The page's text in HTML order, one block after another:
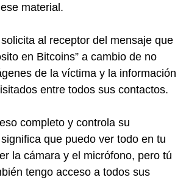
material.
al receptor del mensaje que
en Bitcoins” a cambio de no
de la víctima y la información
entre todos sus contactos.
completo y controla su
que puedo ver todo en tu
la cámara y el micrófono, pero tú
tengo acceso a todos sus